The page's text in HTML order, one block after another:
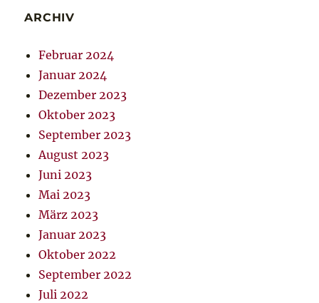
ARCHIV
Februar 2024
Januar 2024
Dezember 2023
Oktober 2023
September 2023
August 2023
Juni 2023
Mai 2023
März 2023
Januar 2023
Oktober 2022
September 2022
Juli 2022